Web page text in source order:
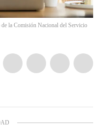
de la Comisión Nacional del Servicio